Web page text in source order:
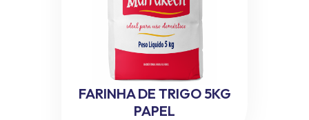
FARINHA DE TRIGO 5KG
PAPEL